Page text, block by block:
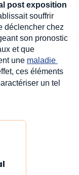
post exposition
souffrir
déclencher chez
son pronostic
et que
une maladie
ces éléments
un tel